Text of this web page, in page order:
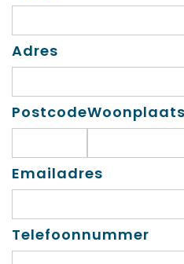
Adres
PostcodeWoonplaats
Emailadres
Telefoonnummer